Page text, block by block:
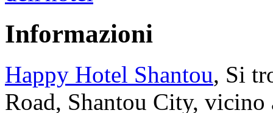
Informazioni
Happy Hotel Shantou, Si
Road, Shantou City, vicino